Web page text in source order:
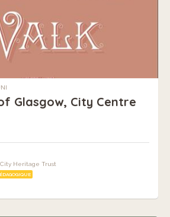
Glasgow, City Centre
City Heritage Trust